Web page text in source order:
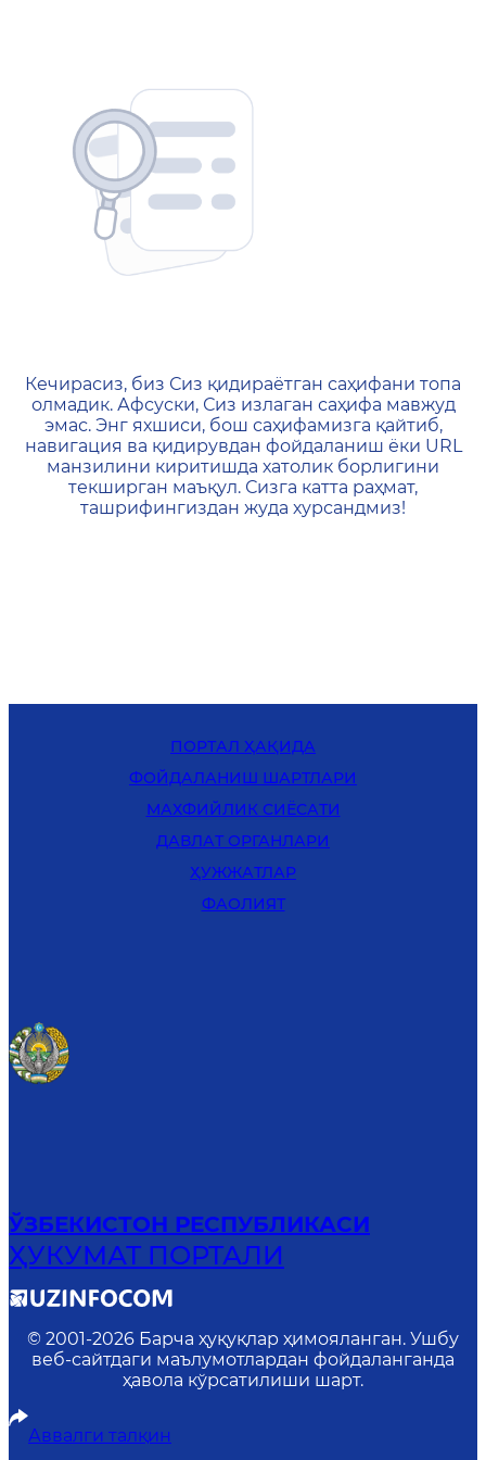
404 — Страница не
Кечирасиз, биз Сиз қидираётган саҳифани топа
олмадик. Афсуски, Сиз излаган саҳифа мавжуд
эмас. Энг яхшиси, бош саҳифамизга қайтиб,
навигация ва қидирувдан фойдаланиш ёки URL
манзилини киритишда хатолик борлигини
текширган маъқул. Сизга катта раҳмат,
ташрифингиздан жуда хурсандмиз!
ПОРТАЛ ҲАҚИДА
ФОЙДАЛАНИШ ШАРТЛАРИ
MАХФИЙЛИК СИЁСАТИ
ДАВЛАТ ОРГАНЛАРИ
ҲУЖЖАТЛАР
ФАОЛИЯТ
ЎЗБЕКИСТОН РЕСПУБЛИКАСИ
ҲУКУМАТ ПОРТАЛИ
© 2001-2026 Барча ҳуқуқлар ҳимояланган. Ушбу
веб-сайтдаги маълумотлардан фойдаланганда
ҳавола кўрсатилиши шарт.
Аввалги талқин